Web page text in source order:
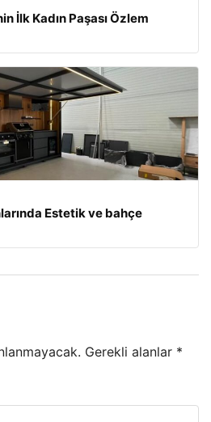
İlk Kadın Paşası Özlem
Estetik ve bahçe
Gerekli alanlar *